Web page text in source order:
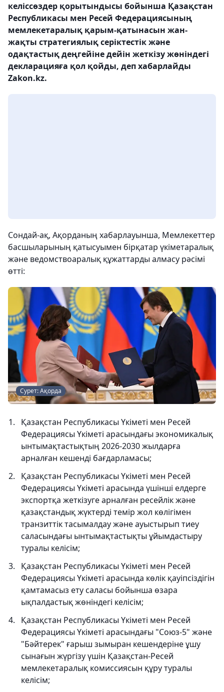
келіссөздер қорытындысы бойынша Қазақстан
Республикасы мен Ресей Федерациясының
мемлекетаралық қарым-қатынасын жан-
жақты стратегиялық серіктестік және
одақтастық деңгейіне дейін жеткізу жөніндегі
декларацияға қол қойды, деп хабарлайды
Zakon.kz.
Сондай-ақ, Ақорданың хабарлауынша, Мемлекеттер
басшыларының қатысуымен бірқатар үкіметаралық
және ведомствоаралық құжаттарды алмасу рәсімі
өтті:
Сурет: Ақорда
Қазақстан Республикасы Үкіметі мен Ресей
Федерациясы Үкіметі арасындағы экономикалық
ынтымақтастықтың 2026-2030 жылдарға
арналған кешенді бағдарламасы;
Қазақстан Республикасы Үкіметі мен Ресей
Федерациясы Үкіметі арасында үшінші елдерге
экспортқа жеткізуге арналған ресейлік және
қазақстандық жүктерді темір жол көлігімен
транзиттік тасымалдау және ауыстырып тиеу
саласындағы ынтымақтастықты ұйымдастыру
туралы келісім;
Қазақстан Республикасы Үкіметі мен Ресей
Федерациясы Үкіметі арасында көлік қауіпсіздігін
қамтамасыз ету саласы бойынша өзара
ықпалдастық жөніндегі келісім;
Қазақстан Республикасы Үкіметі мен Ресей
Федерациясы Үкіметі арасындағы "Союз-5" және
"Бәйтерек" ғарыш зымыран кешендеріне ұшу
сынағын жүргізу үшін Қазақстан-Ресей
мемлекетаралық комиссиясын құру туралы
келісім;